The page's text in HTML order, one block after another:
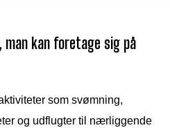
kan foretage sig på
som svømning,
og udflugter til nærliggende